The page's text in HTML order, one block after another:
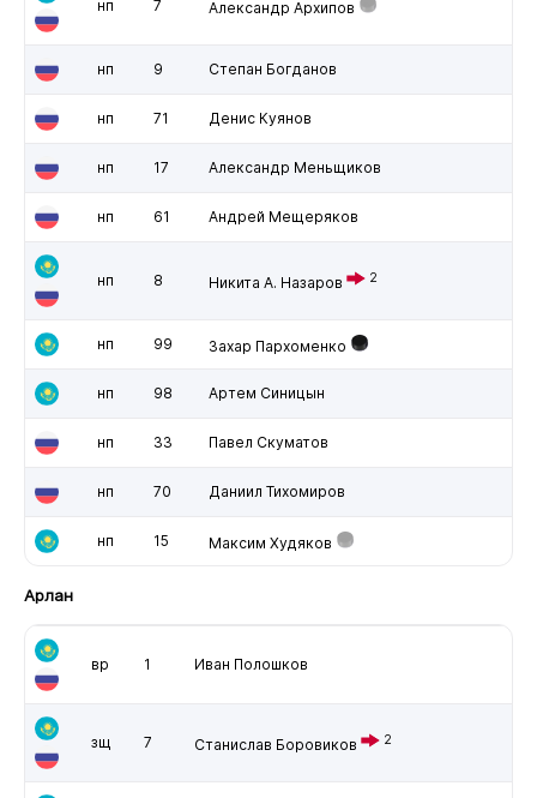
нп 7 Александр Архипов
нп 9 Степан Богданов
нп 71 Денис Куянов
нп 17 Александр Меньщиков
нп 61 Андрей Мещеряков
нп 8 Никита А. Назаров 2
нп 99 Захар Пархоменко
нп 98 Артем Синицын
нп 33 Павел Скуматов
нп 70 Даниил Тихомиров
нп 15 Максим Худяков
Арлан
вр 1 Иван Полошков
зщ 7 Станислав Боровиков 2